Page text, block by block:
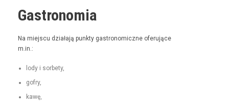
Gastronomia
Na miejs­cu dzi­ała­ją punk­ty gas­tro­nom­iczne ofer­u­jące
m.in.:
lody i sorbety,
gofry,
kawę,